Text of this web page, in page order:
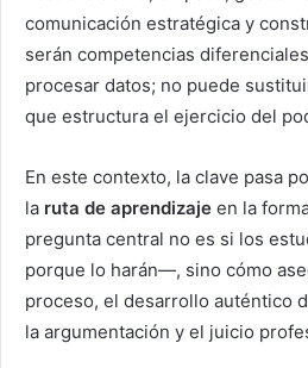
comunicación estratégica y
serán competencias
procesar datos; no puede
que estructura el ejercicio del
En este contexto, la clave pasa
la ruta de aprendizaje en la
pregunta central no es si los
porque lo harán—, sino cómo
proceso, el desarrollo auténtico
la argumentación y el juicio